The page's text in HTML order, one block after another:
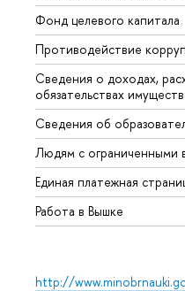
Фонд целевого капитала
Противодействие
Сведения о доходах,
обязательствах
Сведения об
Людям с ограниченными
Единая платежная
Работа в Вышке
http://